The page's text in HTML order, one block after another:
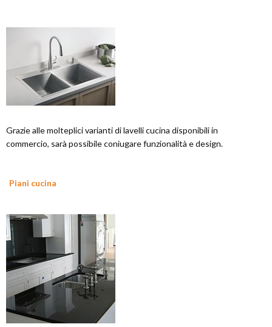
Grazie alle molteplici varianti di lavelli cucina disponibili in
commercio, sarà possibile coniugare funzionalità e design.
Piani cucina